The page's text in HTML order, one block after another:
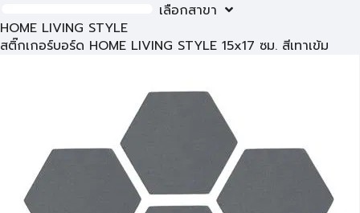
เลือกสาขา
HOME LIVING STYLE
สติ๊กเกอร์บอร์ด HOME LIVING STYLE 15x17 ซม. สีเทาเข้ม